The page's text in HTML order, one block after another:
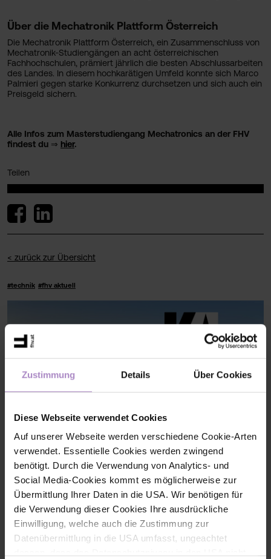
Zustimmung Details Über Cookies
Diese Webseite verwendet Cookies
Auf unserer Webseite werden verschiedene Cookie-Arten
verwendet. Essentielle Cookies werden zwingend
benötigt. Durch die Verwendung von Analytics- und
Social Media-Cookies kommt es möglicherweise zur
Übermittlung Ihrer Daten in die USA. Wir benötigen für
die Verwendung dieser Cookies Ihre ausdrückliche
Einwilligung, welche auch die Zustimmung zur
Datenübermittlung in die USA umfasst, ungeachtet
Über die Mechatronik Plattform Österreich
Die Mechatronik Plattform Österreich, ein Zusammenschluss von
Mechatronik-Studiengängen an acht österreichischen
Fachhochschulen, prämiert jährlich die besten Abschlussarbeiten
des Landes. In diesem hochkarätigen Umfeld konnte sich Marco
Palmieri gegen starke Konkurrenz durchsetzen und sich auch ein
Preisgeld sichern.
Alle Infos zum Masterstudiengang Mechatronics an der FHV
findest du ⇒ hier.
Teilen
< zurück zur Übersicht
#technik #fhv aktuell
KI-KompassLab: Qualifizierung für die strategische Nutzung
von KIDas KI-KompassLab unterstützt Vorarlberger KMU dabei,
Künstliche Intelligenz strategisch und verantwortungsvoll
einzusetzen. Gemeinsam werden KI-Kompetenzen aufgebaut
und nachhaltige KI-Strategien für die digitale Zukunft entwickelt.
#laufende Projekte DBT